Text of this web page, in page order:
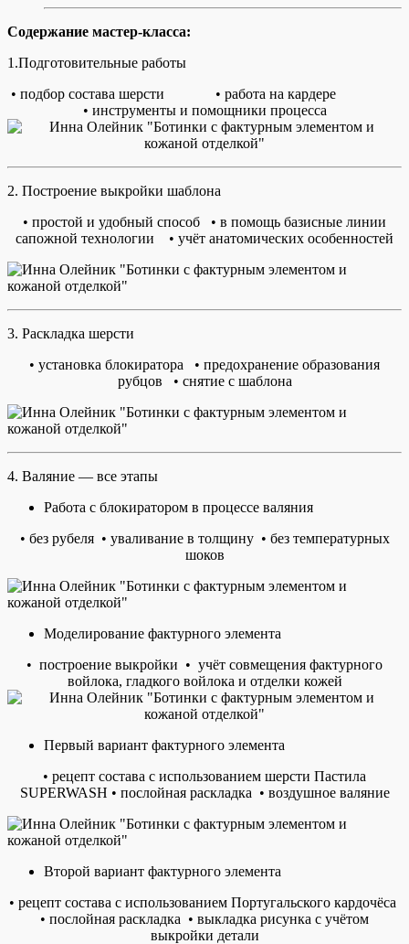
Содержание мастер-класса:
1.Подготовительные работы
• подбор состава шерсти • работа на кардере
• инструменты и помощники процесса
2. Построение выкройки шаблона
• простой и удобный способ • в помощь базисные линии
сапожной технологии • учёт анатомических особенностей
3. Раскладка шерсти
• установка блокиратора • предохранение образования
рубцов • снятие с шаблона
4. Валяние — все этапы
Работа с блокиратором в процессе валяния
• без рубеля • уваливание в толщину • без температурных
шоков
Моделирование фактурного элемента
• построение выкройки • учёт совмещения фактурного
войлока, гладкого войлока и отделки кожей
Первый вариант фактурного элемента
• рецепт состава с использованием шерсти Пастила
SUPERWASH • послойная раскладка • воздушное валяние
Второй вариант фактурного элемента
• рецепт состава с использованием Португальского кардочёса
• послойная раскладка • выкладка рисунка с учётом
выкройки детали